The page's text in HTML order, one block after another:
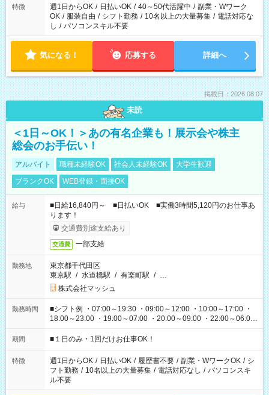
特徴 週1日からOK / 日払いOK / 40～50代活躍中 / 副業・Wワーク
OK / 服装自由 / シフト勤務 / 10名以上の大量募集 / 電話対応な
し / パソコンスキル不要
気になる！ 応募する 詳細へ
掲載日：2026.08.07
未読
＜1日～OK！＞あの有名企業も！展示会や株主
総会のお手伝い！
アルバイト 職種未経験OK 社会人未経験OK
大学生歓迎
ブランクOK
WEB登録・面接OK
給与
■日給16,840円～ ■日払いOK ■実働3時間5,120円のお仕事あ
ります！
交通費別途支給あり
交通費 一部支給
勤務地
東京都千代田区
東京駅 / 水道橋駅 / 有楽町駅 / …
株式会社マッシュ
勤務時間
■シフト例 ・07:00～19:30 ・09:00～12:00 ・10:00～17:00 ・
18:00～23:00 ・19:00～07:00 ・20:00～09:00 ・22:00～06:00
etc ★最短で3時間で5,120円のお仕事から 15時間で2万円近く稼
げるお仕事も！ ご希望のお時間に合わせてご紹介！ ※シフトは
ください！
期間 ■１日のみ・1回だけお仕事OK！
特徴 週1日からOK / 日払いOK / 履歴書不要 / 副業・WワークOK / シ
フト勤務 / 10名以上の大量募集 / 電話対応なし / パソコンスキ
ル不要